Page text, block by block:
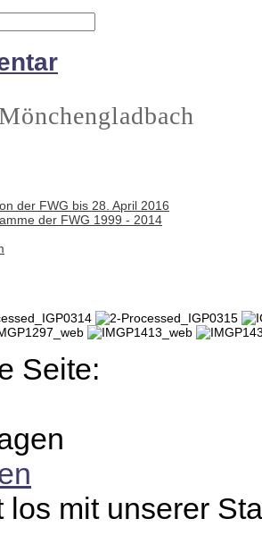
der FWG bis 28. April 2016
der FWG 1999 - 2014
Seite:
los mit unserer